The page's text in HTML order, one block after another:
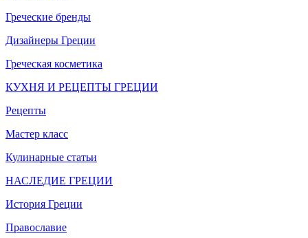
Греческие бренды
Дизайнеры Греции
Греческая косметика
КУХНЯ И РЕЦЕПТЫ ГРЕЦИИ
Рецепты
Мастер класс
Кулинарные статьи
НАСЛЕДИЕ ГРЕЦИИ
История Греции
Православие